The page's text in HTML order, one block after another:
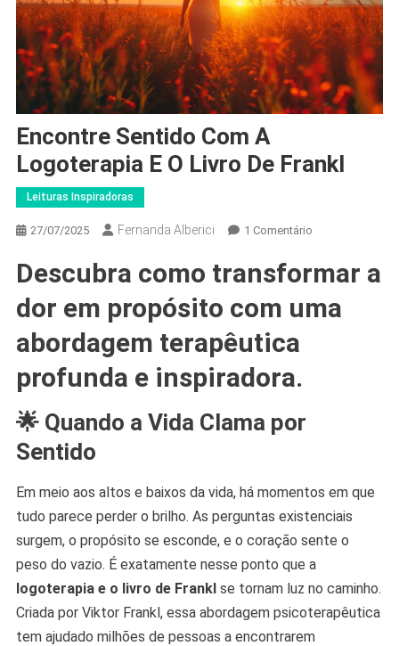
Encontre Sentido Com A
Logoterapia E O Livro De Frankl
Leituras Inspiradoras
27/07/2025 Fernanda Alberici 1 ComentárioEm
Sentido
A
Descubra como transformar a
dor em propósito com uma
abordagem terapêutica
profunda e inspiradora.
🌟 Quando a Vida Clama por
Sentido
Em meio aos altos e baixos da vida, há momentos em que
tudo parece perder o brilho. As perguntas existenciais
surgem, o propósito se esconde, e o coração sente o
peso do vazio. É exatamente nesse ponto que a
logoterapia e o livro de Franklse tornam luz no caminho.
Criada por Viktor Frankl, essa abordagem psicoterapêutica
tem ajudado milhões de pessoas a encontrarem